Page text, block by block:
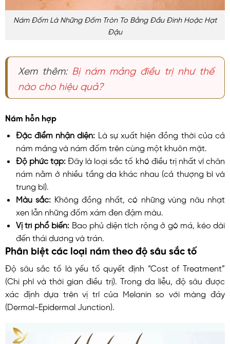
Nám Đốm Là Những Đốm Tròn To Bằng Đầu Đinh Hoặc Hạt
Đậu
Xem thêm: Bị nám mảng điều trị như thế
nào cho hiệu quả?
Nám hỗn hợp
Đặc điểm nhận diện: Là sự xuất hiện đồng thời của cả
nám mảng và nám đốm trên cùng một khuôn mặt.
Độ phức tạp:Đây là loại sắc tố khó điều trị nhất vì chân
nám nằm ở nhiều tầng da khác nhau (cả thượng bì và
trung bì).
Màu sắc: Không đồng nhất, có những vùng nâu nhạt
xen lẫn những đốm xám đen đậm màu.
Vị trí phổ biến: Bao phủ diện tích rộng ở gò má, kéo dài
đến thái dương và trán.
Phân biệt các loại nám theo độ sâu sắc tố
Độ sâu sắc tố là yếu tố quyết định “Cost of Treatment”
(Chi phí và thời gian điều trị). Trong da liễu, độ sâu được
xác định dựa trên vị trí của Melanin so với màng đáy
(Dermal-Epidermal Junction).